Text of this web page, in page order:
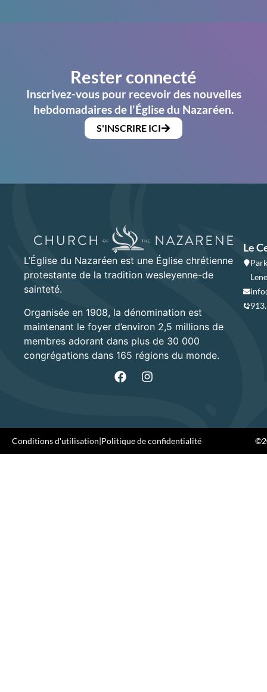
Rester connecté
Inscrivez-vous pour recevoir des nouvelles
hebdomadaires de l'Église du Nazaréen.
S'INSCRIRE ICI
L’Église du Nazaréen est une Église chrétienne
protestante de la tradition wesleyenne-de
sainteté.
Organisée en 1908, la dénomination est
maintenant le foyer d’environ 2,5 millions de
membres adorant dans plus de 30 000
congrégations dans 165 régions du monde.
Le
Conditions d'utilisation|Politique de confidentialité